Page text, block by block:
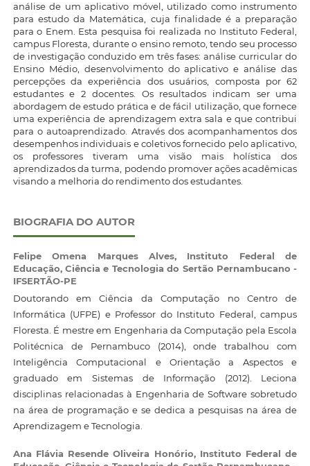
análise de um aplicativo móvel, utilizado como instrumento
para estudo da Matemática, cuja finalidade é a preparação
para o Enem. Esta pesquisa foi realizada no Instituto Federal,
campus Floresta, durante o ensino remoto, tendo seu processo
de investigação conduzido em três fases: análise curricular do
Ensino Médio, desenvolvimento do aplicativo e análise das
percepções da experiência dos usuários, composta por 62
estudantes e 2 docentes. Os resultados indicam ser uma
abordagem de estudo prática e de fácil utilização, que fornece
uma experiência de aprendizagem extra sala e que contribui
para o autoaprendizado. Através dos acompanhamentos dos
desempenhos individuais e coletivos fornecido pelo aplicativo,
os professores tiveram uma visão mais holística dos
aprendizados da turma, podendo promover ações acadêmicas
visando a melhoria do rendimento dos estudantes.
BIOGRAFIA DO AUTOR
Felipe Omena Marques Alves, Instituto Federal de
Educação, Ciência e Tecnologia do Sertão Pernambucano -
IFSERTÃO-PE
Doutorando em Ciência da Computação no Centro de
Informática (UFPE) e Professor do Instituto Federal, campus
Floresta. É mestre em Engenharia da Computação pela Escola
Politécnica de Pernambuco (2014), onde trabalhou com
Inteligência Computacional e Orientação a Aspectos e
graduado em Sistemas de Informação (2012). Leciona
disciplinas relacionadas à Engenharia de Software sobretudo
na área de programação e se dedica a pesquisas na área de
Aprendizagem e Tecnologia.
Ana Flávia Resende Oliveira Honório, Instituto Federal de